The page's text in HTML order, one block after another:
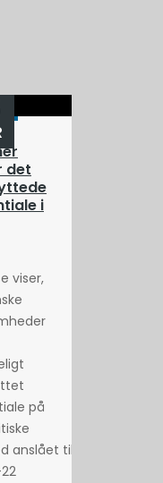
det
i
viser,
på
anslået til